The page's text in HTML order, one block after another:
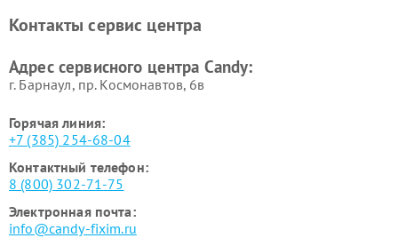
Контакты сервис центра
Адрес сервисного центра Candy:
г. Барнаул, ​пр. Космонавтов, 6в
Горячая линия:
+7 (385) 254-68-04
Контактный телефон:
8 (800) 302-71-75
Электронная почта:
info@candy-fixim.ru